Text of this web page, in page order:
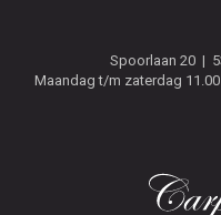
Spoorlaan 20
Maandag t/m zaterdag